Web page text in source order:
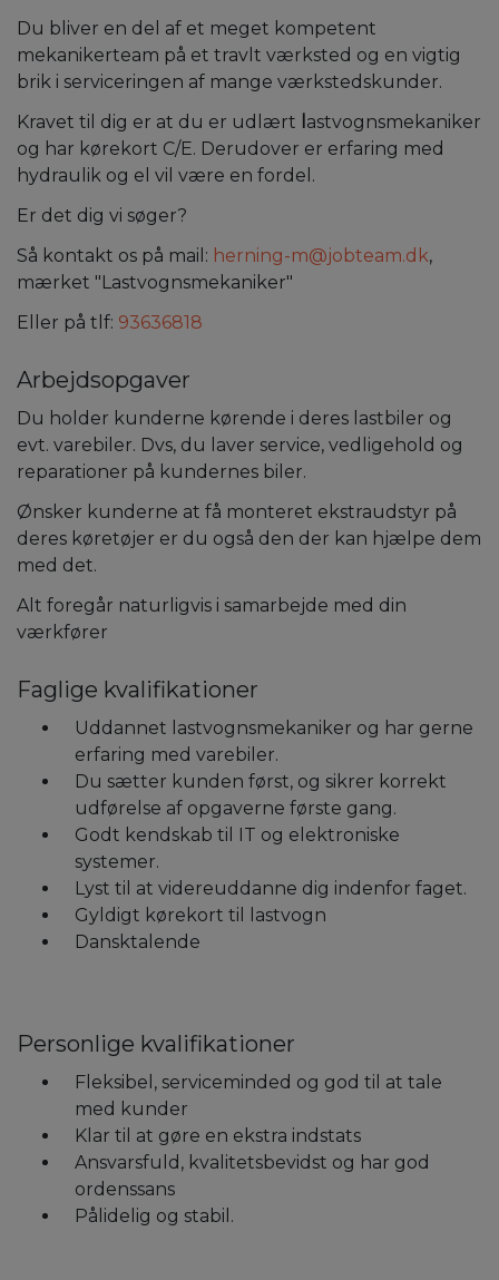
Du bliver en del af et meget kompetent
mekanikerteam på et travlt værksted og en vigtig
brik i serviceringen af mange værkstedskunder.
Kravet til dig er at du er udlært astvognsmekaniker
og har kørekort C/E. Derudover er erfaring med
hydraulik og el vil være en fordel.
Er det dig vi søger?
Så kontakt os på mail: herning-m@jobteam.dk,
mærket "Lastvognsmekaniker"
Eller på tlf: 93636818
Arbejdsopgaver
Du holder kunderne kørende i deres lastbiler og
evt. varebiler. Dvs, du laver service, vedligehold og
reparationer på kundernes biler.
Ønsker kunderne at få monteret ekstraudstyr på
deres køretøjer er du også den der kan hjælpe dem
med det.
Alt foregår naturligvis i samarbejde med din
værkfører
Faglige kvalifikationer
Uddannet lastvognsmekaniker og har gerne
erfaring med varebiler.
Du sætter kunden først, og sikrer korrekt
udførelse af opgaverne første gang.
Godt kendskab til IT og elektroniske
systemer.
Lyst til at videreuddanne dig indenfor faget.
Gyldigt kørekort til lastvogn
Dansktalende
Personlige kvalifikationer
Fleksibel, serviceminded og god til at tale
med kunder
Klar til at gøre en ekstra indstats
Ansvarsfuld, kvalitetsbevidst og har god
ordenssans
Pålidelig og stabil.